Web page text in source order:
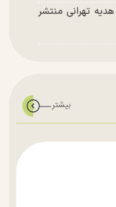
تهرانی منتشر